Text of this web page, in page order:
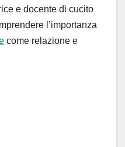
e docente di cucito
l’importanza
come relazione e